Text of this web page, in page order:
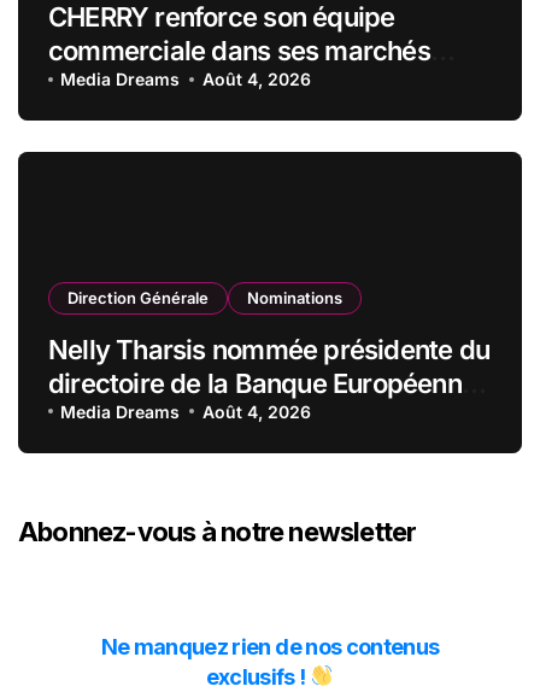
CHERRY renforce son équipe
commerciale dans ses marchés
stratégiques
Media Dreams Août 4, 2026
Direction Générale Nominations
Nelly Tharsis nommée présidente du
directoire de la Banque Européenne
du Crédit Mutuel
Media Dreams Août 4, 2026
Abonnez-vous à notre newsletter
Ne manquez rien de nos contenus
exclusifs !